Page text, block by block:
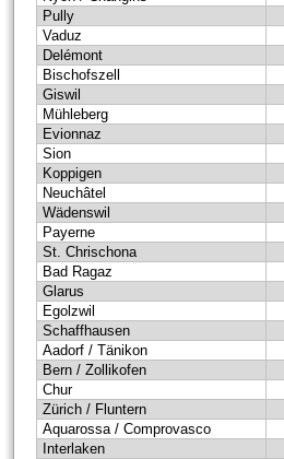
Pully
Vaduz
Delémont
Bischofszell
Giswil
Mühleberg
Evionnaz
Sion
Koppigen
Neuchâtel
Wädenswil
Payerne
St. Chrischona
Bad Ragaz
Glarus
Egolzwil
Schaffhausen
Aadorf / Tänikon
Bern / Zollikofen
Chur
Zürich / Fluntern
Aquarossa / Comprovasco
Interlaken